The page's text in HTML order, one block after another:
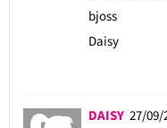
bjoss
Daisy
DAISY 27/09/